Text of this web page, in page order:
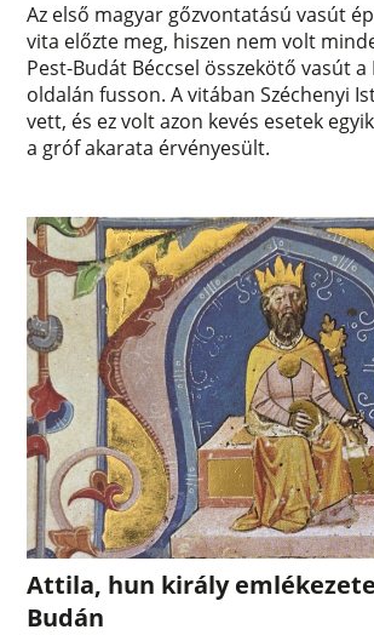
Az első magyar gőzvontatású vasút
vita előzte meg, hiszen nem volt
Pest-Budát Béccsel összekötő vasút
oldalán fusson. A vitában Széchenyi
vett, és ez volt azon kevés esetek
a gróf akarata érvényesült.
Attila, hun király
Budán